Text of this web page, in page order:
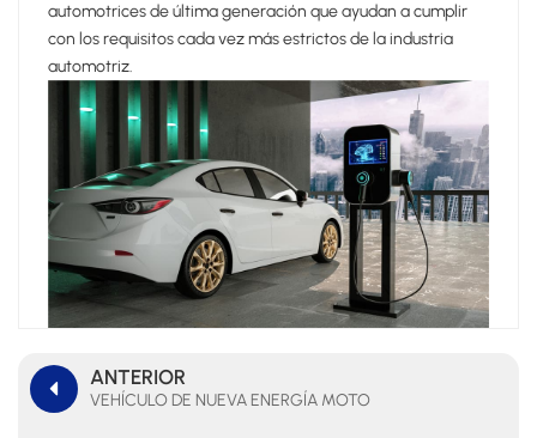
Español
automotrices de última generación que ayudan a cumplir
con los requisitos cada vez más estrictos de la industria
automotriz.
ANTERIOR
VEHÍCULO DE NUEVA ENERGÍA MOTO